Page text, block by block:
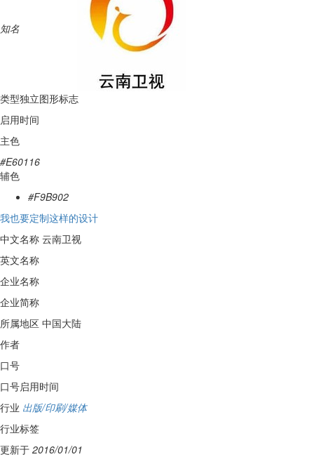
知名
类型独立图形标志
启用时间
主色
#E60116
辅色
#F9B902
我也要定制这样的设计
中文名称 云南卫视
英文名称
企业名称
企业简称
所属地区 中国大陆
作者
口号
口号启用时间
行业 出版/印刷/媒体
行业标签
更新于 2016/01/01